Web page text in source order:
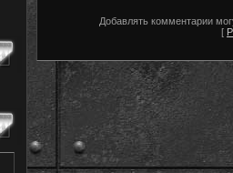
Добавлять комментарии
[